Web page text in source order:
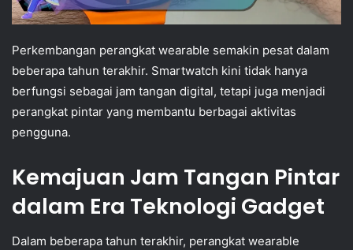
Perkembangan perangkat wearable semakin pesat dalam
beberapa tahun terakhir. Smartwatch kini tidak hanya
berfungsi sebagai jam tangan digital, tetapi juga menjadi
perangkat pintar yang membantu berbagai aktivitas
pengguna.
Kemajuan Jam Tangan Pintar
dalam Era Teknologi Gadget
Dalam beberapa tahun terakhir, perangkat wearable